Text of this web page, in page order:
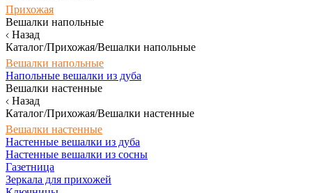
Прихожая
Вешалки напольные
Назад
Каталог/Прихожая/Вешалки напольные
Вешалки напольные
Напольные вешалки из дуба
Вешалки настенные
Назад
Каталог/Прихожая/Вешалки настенные
Вешалки настенные
Настенные вешалки из дуба
Настенные вешалки из сосны
Газетница
Зеркала для прихожей